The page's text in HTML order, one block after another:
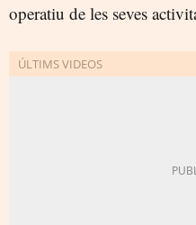
operatiu de les seves